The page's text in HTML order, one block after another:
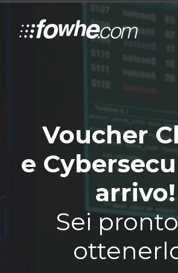
Voucher
e
arrivo!
Sei